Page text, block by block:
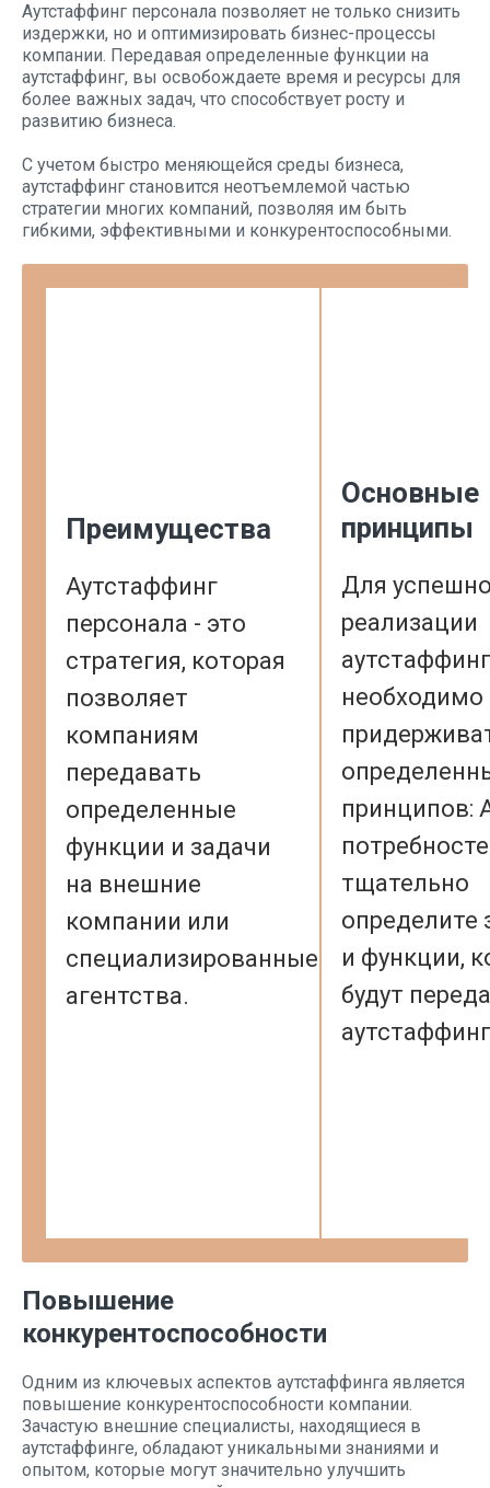
Аутстаффинг персонала позволяет не только снизить
издержки, но и оптимизировать бизнес-процессы
компании. Передавая определенные функции на
аутстаффинг, вы освобождаете время и ресурсы для
более важных задач, что способствует росту и
развитию бизнеса.
С учетом быстро меняющейся среды бизнеса,
аутстаффинг становится неотъемлемой частью
стратегии многих компаний, позволяя им быть
гибкими, эффективными и конкурентоспособными.
Преимущества
Аутстаффинг
персонала - это
стратегия, которая
позволяет
компаниям
передавать
определенные
функции и задачи
на внешние
компании или
специализированные
агентства.
Основные
принципы
Для
реализации
необходимо
принципов:
тщательно
определите
и функции,
будут
Повышение
конкурентоспособности
Одним из ключевых аспектов аутстаффинга является
повышение конкурентоспособности компании.
Зачастую внешние специалисты, находящиеся в
аутстаффинге, обладают уникальными знаниями и
опытом, которые могут значительно улучшить